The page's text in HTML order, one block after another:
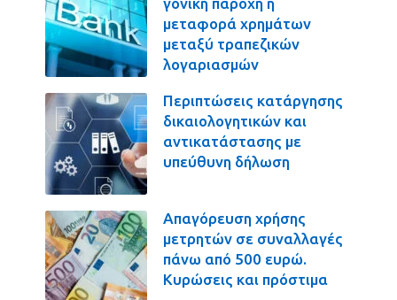
μεταφορά χρημάτων
μεταξύ τραπεζικών
λογαριασμών
Περιπτώσεις κατάργησης
δικαιολογητικών και
αντικατάστασης με
υπεύθυνη δήλωση
Απαγόρευση χρήσης
μετρητών σε συναλλαγές
πάνω από 500 ευρώ.
Κυρώσεις και πρόστιμα